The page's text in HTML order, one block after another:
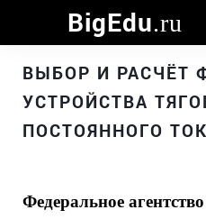
BigEdu.ru
ВЫБОР И РАСЧЁТ
УСТРОЙСТВА
ПОСТОЯННОГО
Федеральное